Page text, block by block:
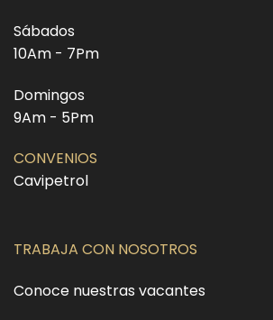
Sábados
10Am - 7Pm
Domingos
9Am - 5Pm
CONVENIOS
Cavipetrol
TRABAJA CON NOSOTROS
Conoce nuestras vacantes